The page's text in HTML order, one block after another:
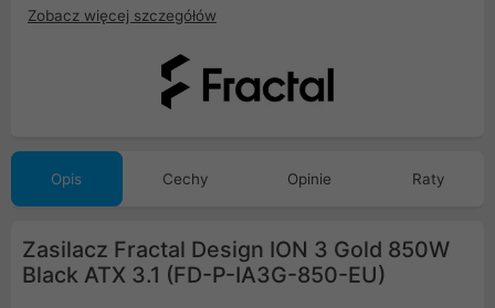
Zobacz więcej szczegółów
Opis Cechy Opinie Raty
Zasilacz Fractal Design ION 3 Gold 850W
Black ATX 3.1 (FD-P-IA3G-850-EU)